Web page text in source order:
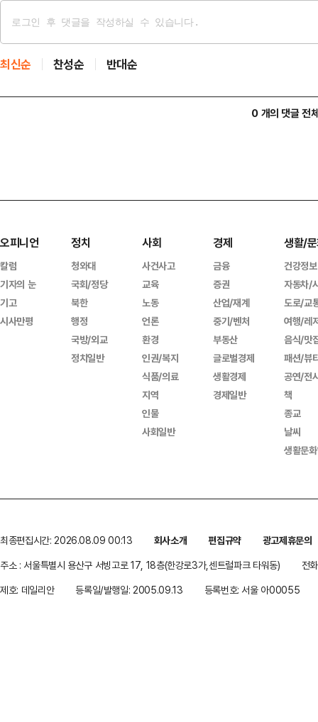
최신순 찬성순 반대순
0 개의 댓글 전
오피니언
칼럼
기자의 눈
기고
시사만평
정치
청와대
국회/정당
북한
행정
국방/외교
정치일반
사회
사건사고
교육
노동
언론
환경
인권/복지
식품/의료
지역
인물
사회일반
경제
금융
증권
산업/재계
중기/벤처
부동산
글로벌경제
생활경제
경제일반
생활/
건강정보
자동차/
도로/교
여행/레
음식/맛
패션/뷰
공연/전
책
종교
날씨
생활문
최종편집시간: 2026.08.09 00:13 회사소개 편집규약
광고제휴문의
주소 : 서울특별시 용산구 서빙고로 17, 18층(한강로3가,센트럴파크 타워동)
전
제호: 데일리안
등록일/발행일: 2005.09.13 등록번호: 서울 아00055